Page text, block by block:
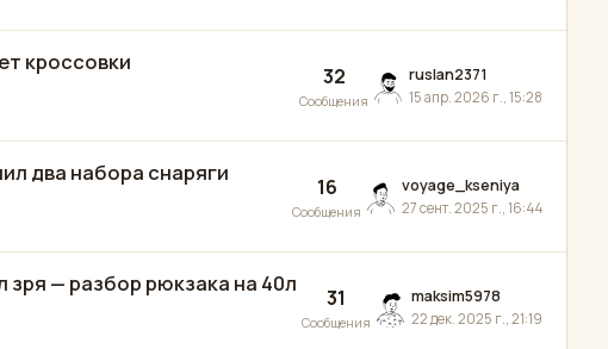
кроссовки
32
Сообщения
ruslan2371
15 апр. 2026 г., 15:28
два набора снаряги
16
Сообщения
voyage_kseniya
27 сент. 2025 г., 16:44
— разбор рюкзака на 40л
31
Сообщения
maksim5978
22 дек. 2025 г., 21:19